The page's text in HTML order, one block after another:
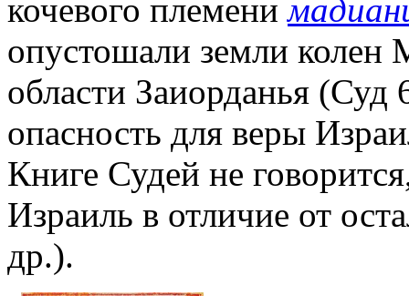
кочевого племени
опустошали земли колен
области Заиорданья (Суд
опасность для веры
Книге Судей не
Израиль в отличие от
др.).